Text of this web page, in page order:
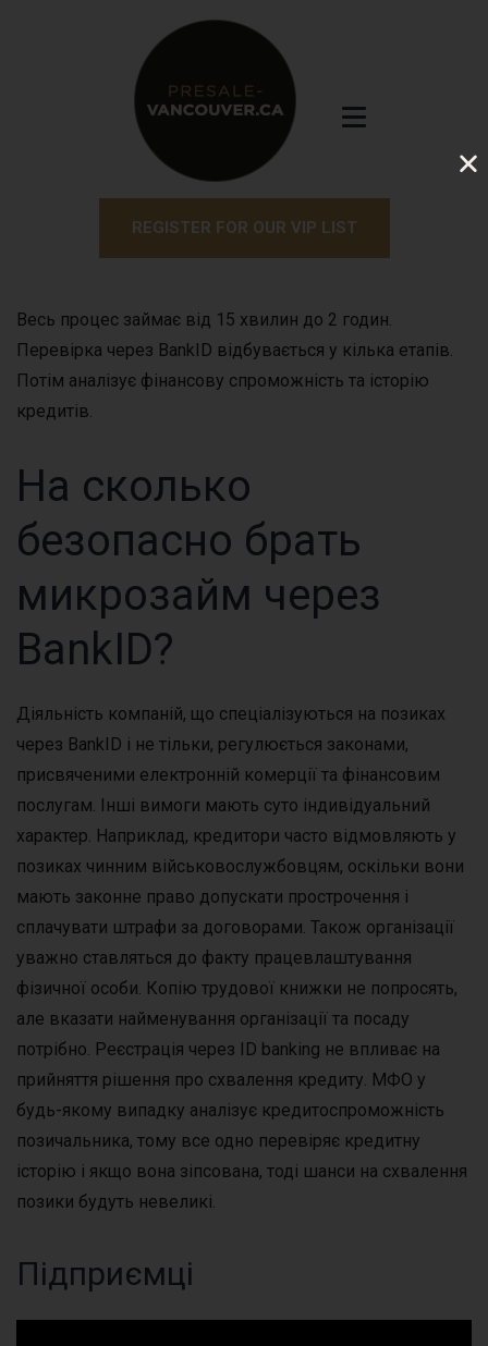
REGISTER FOR OUR VIP LIST
Весь процес займає від 15 хвилин до 2 годин.
Перевірка через BankID відбувається у кілька етапів.
Потім аналізує фінансову спроможність та історію
кредитів.
На сколько
безопасно брать
микрозайм через
BankID?
Діяльність компаній, що спеціалізуються на позиках
через BankID і не тільки, регулюється законами,
присвяченими електронній комерції та фінансовим
послугам. Інші вимоги мають суто індивідуальний
характер. Наприклад, кредитори часто відмовляють у
позиках чинним військовослужбовцям, оскільки вони
мають законне право допускати прострочення і
сплачувати штрафи за договорами. Також організації
уважно ставляться до факту працевлаштування
фізичної особи. Копію трудової книжки не попросять,
але вказати найменування організації та посаду
потрібно. Реєстрація через ID banking не впливає на
прийняття рішення про схвалення кредиту. МФО у
будь-якому випадку аналізує кредитоспроможність
позичальника, тому все одно перевіряє кредитну
історію і якщо вона зіпсована, тоді шанси на схвалення
позики будуть невеликі.
Підприємці